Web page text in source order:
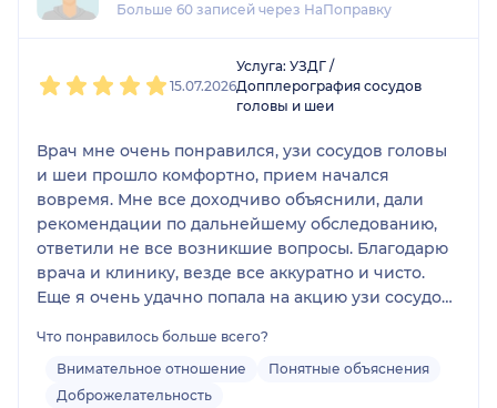
Больше 60 записей через НаПоправку
15.07.2026
Услуга: УЗДГ /
Допплерография сосудов
головы и шеи
Врач мне очень понравился, узи сосудов головы
и шеи прошло комфортно, прием начался
вовремя. Мне все доходчиво объяснили, дали
рекомендации по дальнейшему обследованию,
ответили не все возникшие вопросы. Благодарю
врача и клинику, везде все аккуратно и чисто.
Еще я очень удачно попала на акцию узи сосудов
клинику знакомым!
Что понравилось больше всего?
Внимательное отношение
Понятные объяснения
Доброжелательность